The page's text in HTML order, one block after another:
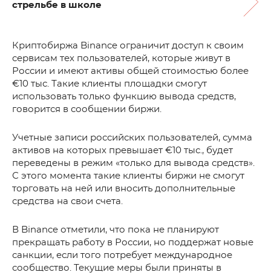
стрельбе в школе
Криптобиржа Binance ограничит доступ к своим
сервисам тех пользователей, которые живут в
России и имеют активы общей стоимостью более
€10 тыс. Такие клиенты площадки смогут
использовать только функцию вывода средств,
говорится в сообщении биржи.
Учетные записи российских пользователей, сумма
активов на которых превышает €10 тыс., будет
переведены в режим «только для вывода средств».
С этого момента такие клиенты биржи не смогут
торговать на ней или вносить дополнительные
средства на свои счета.
В Binance отметили, что пока не планируют
прекращать работу в России, но поддержат новые
санкции, если того потребует международное
сообщество. Текущие меры были приняты в